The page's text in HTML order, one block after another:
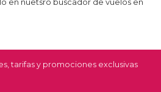
en nuetsro buscador de vuelos en
tarifas y promociones exclusivas